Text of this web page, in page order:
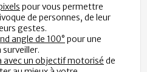
pour vous permettre
de personnes, de leur
gestes.
angle de 100° pour une
surveiller.
avec un objectif motorisé de